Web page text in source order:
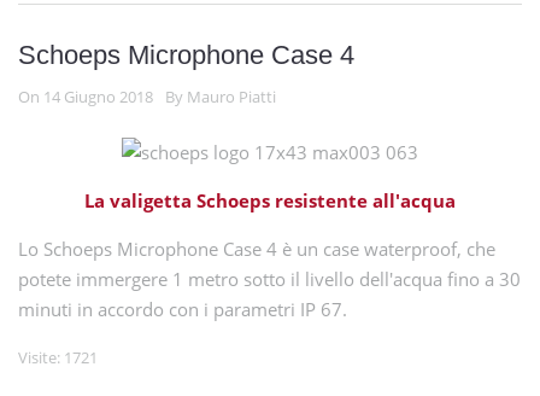
Schoeps Microphone Case 4
On 14 Giugno 2018 By Mauro Piatti
La valigetta Schoeps resistente all'acqua
Lo Schoeps Microphone Case 4 è un case waterproof, che
potete immergere 1 metro sotto il livello dell'acqua fino a 30
minuti in accordo con i parametri IP 67.
Visite: 1721